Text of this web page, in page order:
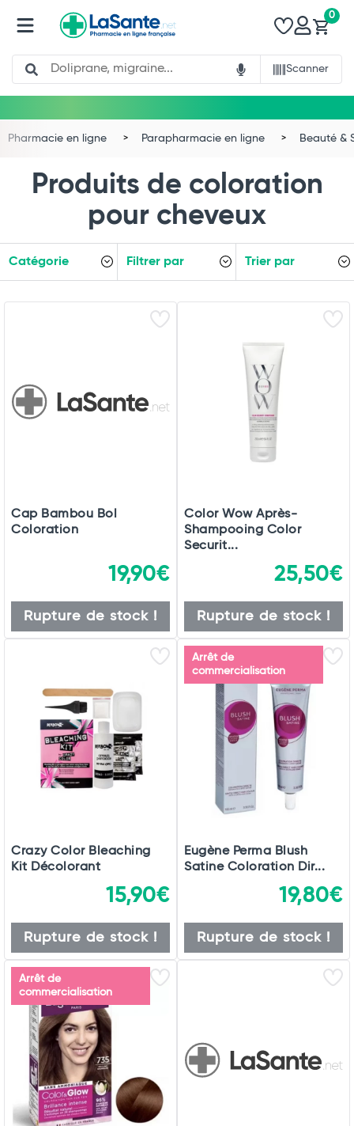
Search
Scanner
0
Total
Commander
Pharmacie en ligne Parapharmacie en ligne Beauté &
Produits de coloration
pour cheveux
Catégorie Filtrer par Trier par
Cap Bambou Bol
Coloration
19,90€
Rupture de stock !
Color Wow Après-
Shampooing Color
Securit...
25,50€
Rupture de stock !
Crazy Color Bleaching
Kit Décolorant
15,90€
Rupture de stock !
Arrêt de
commercialisation
Eugène Perma Blush
Satine Coloration Dir...
19,80€
Rupture de stock !
Arrêt de
commercialisation